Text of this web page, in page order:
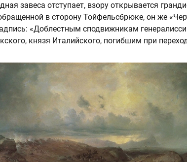
завеса отступает, взору открывается
в сторону Тойфельсбрюке, он же
«Доблестным сподвижникам
князя Италийского, погибшим при